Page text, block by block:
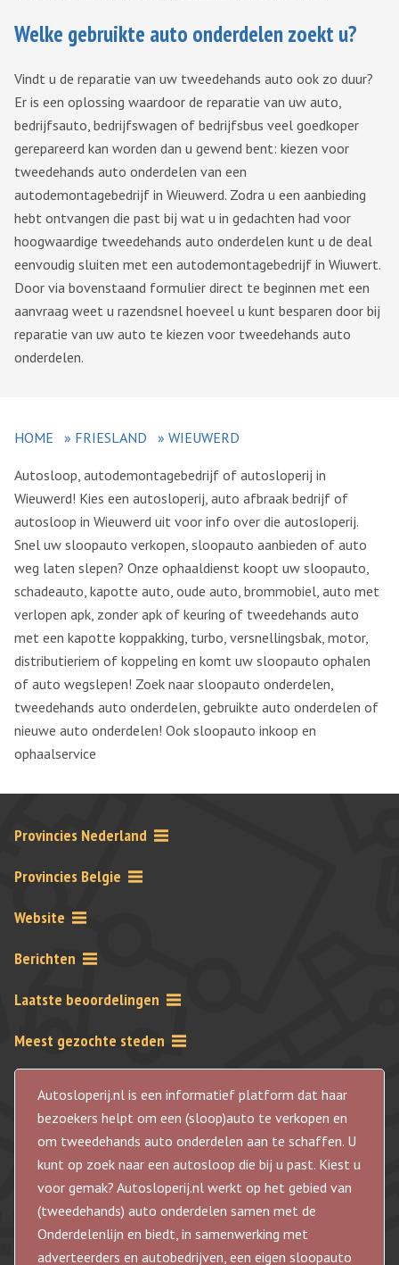
Welke gebruikte auto onderdelen zoekt u?
Vindt u de reparatie van uw tweedehands auto ook zo duur?
Er is een oplossing waardoor de reparatie van uw auto,
bedrijfsauto, bedrijfswagen of bedrijfsbus veel goedkoper
gerepareerd kan worden dan u gewend bent: kiezen voor
tweedehands auto onderdelen van een
autodemontagebedrijf in Wieuwerd. Zodra u een aanbieding
hebt ontvangen die past bij wat u in gedachten had voor
hoogwaardige tweedehands auto onderdelen kunt u de deal
eenvoudig sluiten met een autodemontagebedrijf in Wiuwert.
Door via bovenstaand formulier direct te beginnen met een
aanvraag weet u razendsnel hoeveel u kunt besparen door bij
reparatie van uw auto te kiezen voor tweedehands auto
onderdelen.
HOME » FRIESLAND » WIEUWERD
Autosloop, autodemontagebedrijf of autosloperij in
Wieuwerd! Kies een autosloperij, auto afbraak bedrijf of
autosloop in Wieuwerd uit voor info over die autosloperij.
Snel uw sloopauto verkopen, sloopauto aanbieden of auto
weg laten slepen? Onze ophaaldienst koopt uw sloopauto,
schadeauto, kapotte auto, oude auto, brommobiel, auto met
verlopen apk, zonder apk of keuring of tweedehands auto
met een kapotte koppakking, turbo, versnellingsbak, motor,
distributieriem of koppeling en komt uw sloopauto ophalen
of auto wegslepen! Zoek naar sloopauto onderdelen,
tweedehands auto onderdelen, gebruikte auto onderdelen of
nieuwe auto onderdelen! Ook sloopauto inkoop en
ophaalservice
Provincies Nederland
Provincies Belgie
Website
Berichten
Laatste beoordelingen
Meest gezochte steden
Autosloperij.nl is een informatief platform dat haar
bezoekers helpt om een (sloop)auto te verkopen en
om tweedehands auto onderdelen aan te schaffen. U
kunt op zoek naar een autosloop die bij u past. Kiest u
voor gemak? Autosloperij.nl werkt op het gebied van
(tweedehands) auto onderdelen samen met de
Onderdelenlijn en biedt, in samenwerking met
adverteerders en autobedrijven, een eigen sloopauto